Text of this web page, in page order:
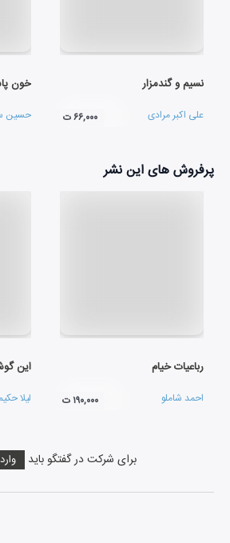
نسیم و گندمزار
علی اکبر مرادی ۶۶,۰۰۰ ت
خون
حسین
پرفروش های این نشر
رباعیات خیام
احمد شاملو ۱۹۰,۰۰۰ ت
این
لیلا
برای شرکت در گفتگو باید